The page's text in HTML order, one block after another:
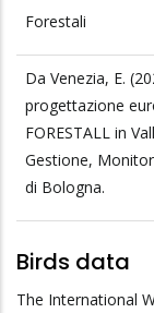
Forestali
Da Venezia, E.
progettazione
FORESTALL in
Gestione,
di Bologna.
Birds data
The International